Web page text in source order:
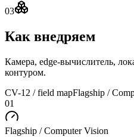
03
Как внедряем
Камера, edge-вычислитель,
контуром.
CV-12 / field mapFlagship /
01
Flagship / Computer Vision